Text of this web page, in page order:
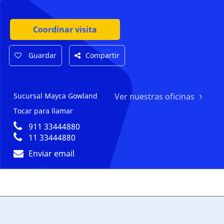
Coordinar visita
Guardar Compartir
Sucursal Mayca Gowland
Tocar para llamar
911 33444880
11 33444880
Enviar email
Ver nuestras oficinas